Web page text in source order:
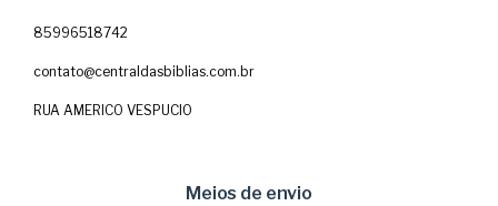
85996518742
contato@centraldasbiblias.com.br
RUA AMERICO VESPUCIO
Meios de envio